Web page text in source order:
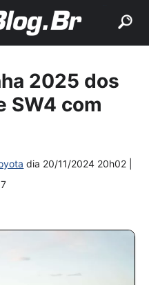
2025 dos
SW4 com
dia 20/11/2024 20h02